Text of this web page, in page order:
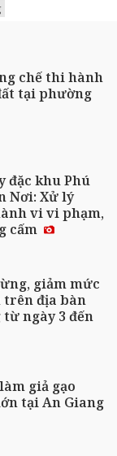
chế thi hành
tại phường
đặc khu Phú
Nơi: Xử lý
vi vi phạm,
cấm
giảm mức
trên địa bàn
ngày 3 đến
giả gạo
tại An Giang